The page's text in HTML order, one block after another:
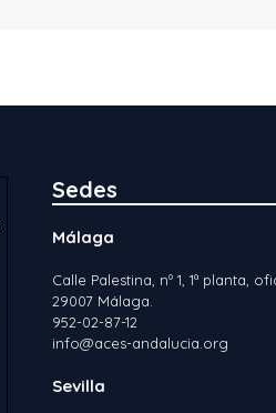
Sedes
Málaga
Calle Palestina, nº 1, 1ª planta,
29007 Málaga.
952-02-87-12
info@aces-andalucia.org
Sevilla